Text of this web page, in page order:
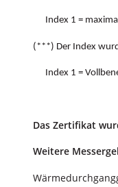
Index 1 =
(***) Der Index
Index 1 =
Das Zertifikat
Weitere